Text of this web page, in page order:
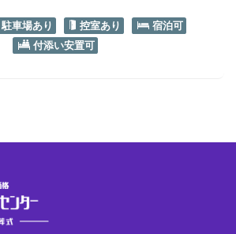
駐車場あり 控室あり
宿泊可
付添い安置可